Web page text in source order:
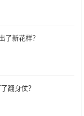
了新花样？
翻身仗？